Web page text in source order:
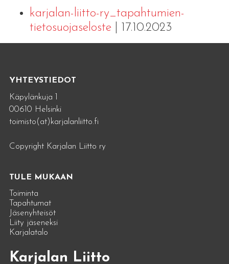
karjalan-liitto-ry_tapahtumien-
tietosuojaseloste| 17.10.2023
YHTEYSTIEDOT
Käpylänkuja 1
00610 Helsinki
toimisto(at)karjalanliitto.fi
Copyright Karjalan Liitto ry
TULE MUKAAN
Toiminta
Tapahtumat
Jäsenyhteisöt
Liity jäseneksi
Karjalatalo
Karjalan Liitto